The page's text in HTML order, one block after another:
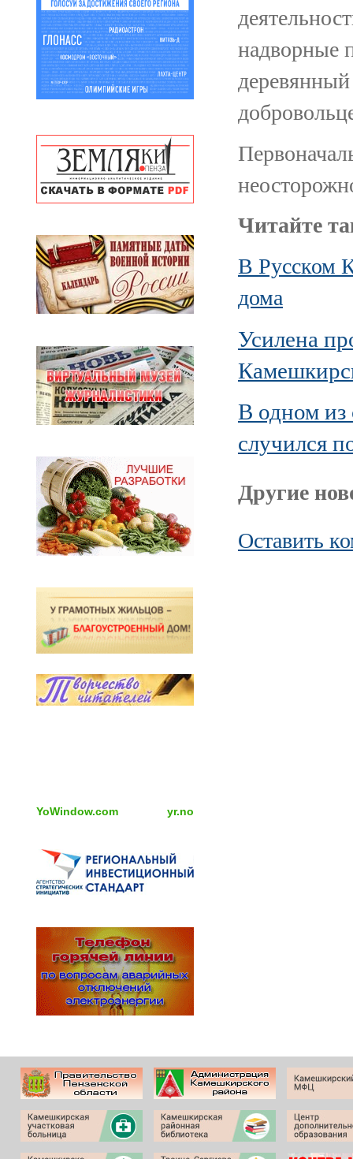
YoWindow.com yr.no
надворные
Читайте
В Русском
дома
Усилена
В одном из
случился
Другие
Оставить